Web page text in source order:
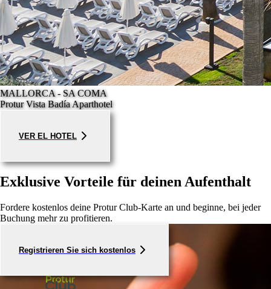
MALLORCA - SA COMA
Protur Vista Badía Aparthotel
VER EL HOTEL
Exklusive Vorteile für deinen Aufenthalt
Fordere kostenlos deine Protur Club-Karte an und beginne, bei jeder
Buchung mehr zu profitieren.
Registrieren Sie sich kostenlos